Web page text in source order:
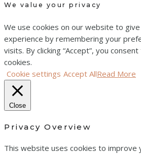
We value your privacy
We use cookies on our website to
experience by remembering your
visits. By clicking “Accept”, you
cookies.
Cookie settings Accept AllRead More
Close
Privacy Overview
This website uses cookies to improve